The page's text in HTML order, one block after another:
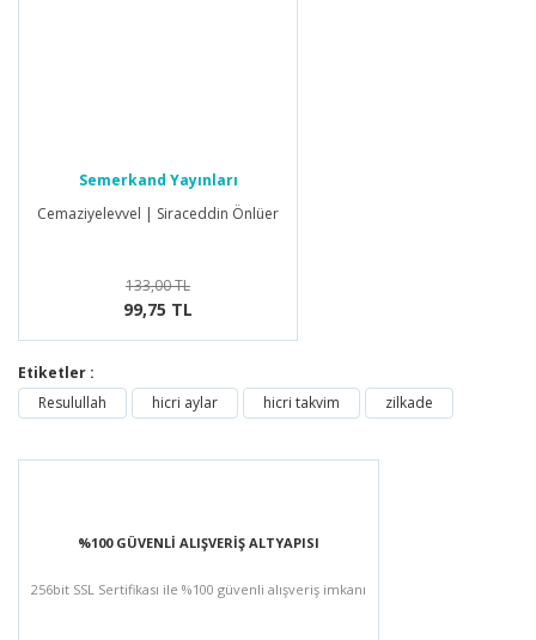
Semerkand Yayınları
Cemaziyelevvel | Siraceddin Önlüer
133,00 TL
99,75 TL
Etiketler :
Resulullah
hicri aylar hicri takvim zilkade
%100 GÜVENLİ ALIŞVERİŞ ALTYAPISI
256bit SSL Sertifikası ile %100 güvenli alışveriş imkanı